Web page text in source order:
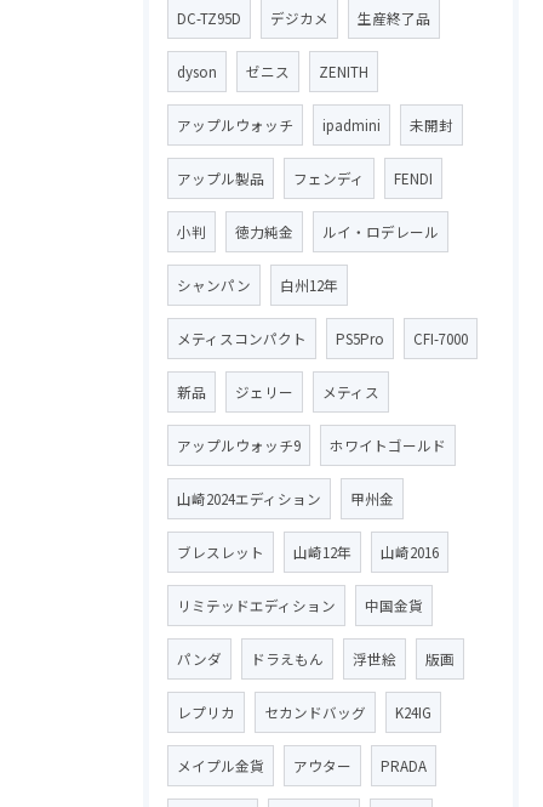
DC-TZ95D デジカメ 生産終了品
dyson ゼニス ZENITH
アップルウォッチ ipadmini 未開封
アップル製品 フェンディ FENDI
小判 徳力純金 ルイ・ロデレール
シャンパン 白州12年
メティスコンパクト PS5Pro CFI-7000
新品 ジェリー メティス
アップルウォッチ9 ホワイトゴールド
山崎2024エディション 甲州金
ブレスレット 山崎12年 山崎2016
リミテッドエディション 中国金貨
パンダ ドラえもん 浮世絵 版画
レプリカ セカンドバッグ K24IG
メイプル金貨 アウター PRADA